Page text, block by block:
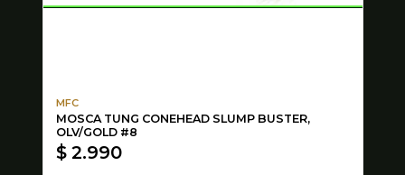
MFC
MOSCA TUNG CONEHEAD SLUMP BUSTER,
OLV/GOLD #8
$ 2.990